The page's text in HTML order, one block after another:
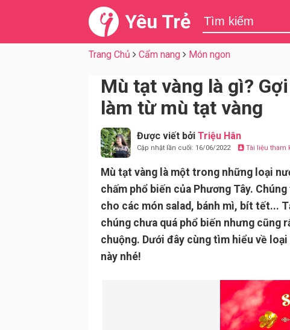
Yêu Trẻ
Trang Chủ Cẩm nang Món ngon
Mù tạt vàng là gì?
làm từ mù tạt vàng
Được viết bởi Triệu Hân
Cập nhật lần cuối: 16/06/2022 Tài liệu tham
Mù tạt vàng là một trong những loại
chấm phổ biến của Phương Tây.
cho các món salad, bánh mì, bít tết...
chúng chưa quá phổ biến nhưng cũng
chuộng. Dưới đây cùng tìm hiểu về
này nhé!